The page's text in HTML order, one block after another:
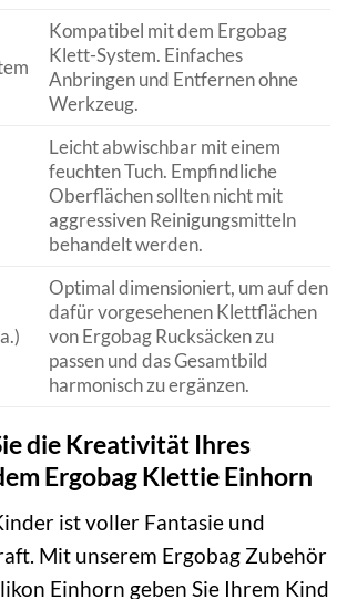
Kompatibel mit dem Ergobag
Klett-System. Einfaches
Anbringen und Entfernen ohne
Werkzeug.
Leicht abwischbar mit einem
feuchten Tuch. Empfindliche
Oberflächen sollten nicht mit
aggressiven Reinigungsmitteln
behandelt werden.
Optimal dimensioniert, um auf den
dafür vorgesehenen Klettflächen
von Ergobag Rucksäcken zu
passen und das Gesamtbild
harmonisch zu ergänzen.
die Kreativität Ihres
Ergobag Klettie Einhorn
ist voller Fantasie und
Mit unserem Ergobag Zubehör
Einhorn geben Sie Ihrem Kind